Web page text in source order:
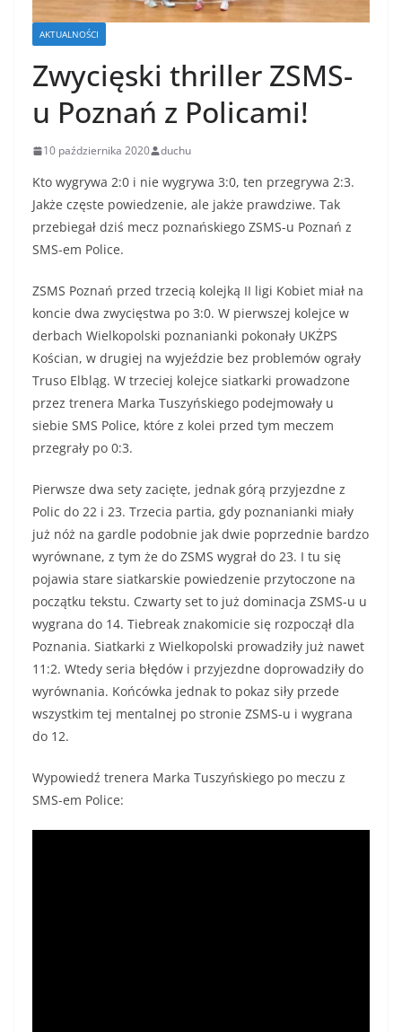
AKTUALNOŚCI
Zwycięski thriller ZSMS-
u Poznań z Policami!
10 października 2020 duchu
Kto wygrywa 2:0 i nie wygrywa 3:0, ten przegrywa 2:3.
Jakże częste powiedzenie, ale jakże prawdziwe. Tak
przebiegał dziś mecz poznańskiego ZSMS-u Poznań z
SMS-em Police.
ZSMS Poznań przed trzecią kolejką II ligi Kobiet miał na
koncie dwa zwycięstwa po 3:0. W pierwszej kolejce w
derbach Wielkopolski poznanianki pokonały UKŻPS
Kościan, w drugiej na wyjeździe bez problemów ograły
Truso Elbląg. W trzeciej kolejce siatkarki prowadzone
przez trenera Marka Tuszyńskiego podejmowały u
siebie SMS Police, które z kolei przed tym meczem
przegrały po 0:3.
Pierwsze dwa sety zacięte, jednak górą przyjezdne z
Polic do 22 i 23. Trzecia partia, gdy poznanianki miały
już nóż na gardle podobnie jak dwie poprzednie bardzo
wyrównane, z tym że do ZSMS wygrał do 23. I tu się
pojawia stare siatkarskie powiedzenie przytoczone na
początku tekstu. Czwarty set to już dominacja ZSMS-u u
wygrana do 14. Tiebreak znakomicie się rozpoczął dla
Poznania. Siatkarki z Wielkopolski prowadziły już nawet
11:2. Wtedy seria błędów i przyjezdne doprowadziły do
wyrównania. Końcówka jednak to pokaz siły przede
wszystkim tej mentalnej po stronie ZSMS-u i wygrana
do 12.
Wypowiedź trenera Marka Tuszyńskiego po meczu z
SMS-em Police: